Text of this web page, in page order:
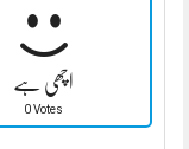
اچھی ہے
0 Votes